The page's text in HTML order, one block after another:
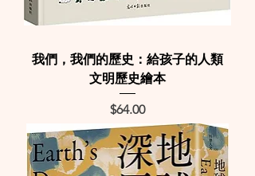
我們，我們的歷史：給孩子的人類
文明歷史繪本
Price
$64.00